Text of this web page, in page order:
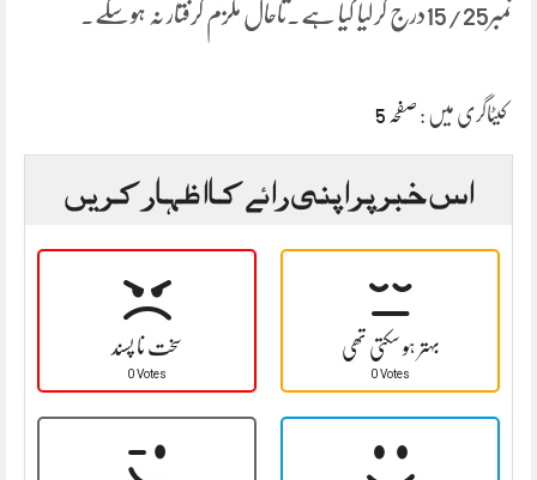
نمبر15/25درج کرلیا گیا ہے۔تاحال ملزم گرفتار نہ ہوسکے۔
کیٹاگری میں : صفحہ 5
اس خبر پر اپنی رائے کا اظہار کریں
سخت نا پسند
0 Votes
بہتر ہو سکتی تھی
0 Votes